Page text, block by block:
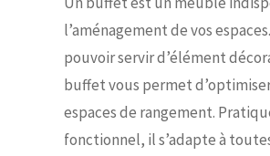
l’aménagement de vos
pouvoir servir d’élément
buffet vous permet
espaces de rangement.
fonctionnel, il s’adapte à